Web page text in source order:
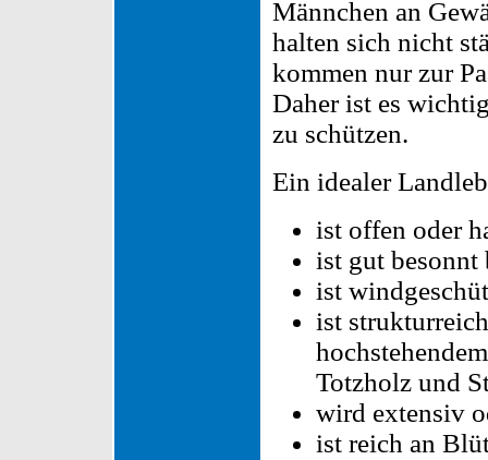
Männchen an
halten sich nicht
kommen nur zur
Daher ist es
zu schützen.
Ein idealer
ist offen oder
ist gut besonnt
ist
ist
Totzholz und
wird extensiv
ist reich an